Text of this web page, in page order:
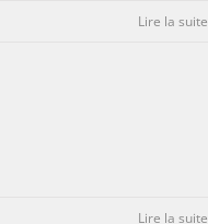
Lire la suite
Lire la suite